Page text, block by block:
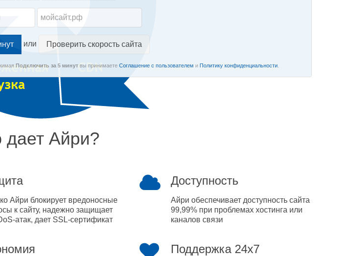
или Проверить скорость сайта
Подключить за 5 минутвы принимаете Соглашение с пользователем и Политику конфиденциальности.
дает Айри?
Айри блокирует вредоносные
к сайту, надежно защищает
атак, дает SSL-сертификат
Доступность
Айри обеспечивает доступность сайта
99,99% при проблемах хостинга или
каналов связи
Поддержка 24x7